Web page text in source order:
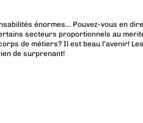
énormes… Pouvez-vous en
secteurs proportionnels au
de métiers? Il est beau l’avenir!
de surprenant!